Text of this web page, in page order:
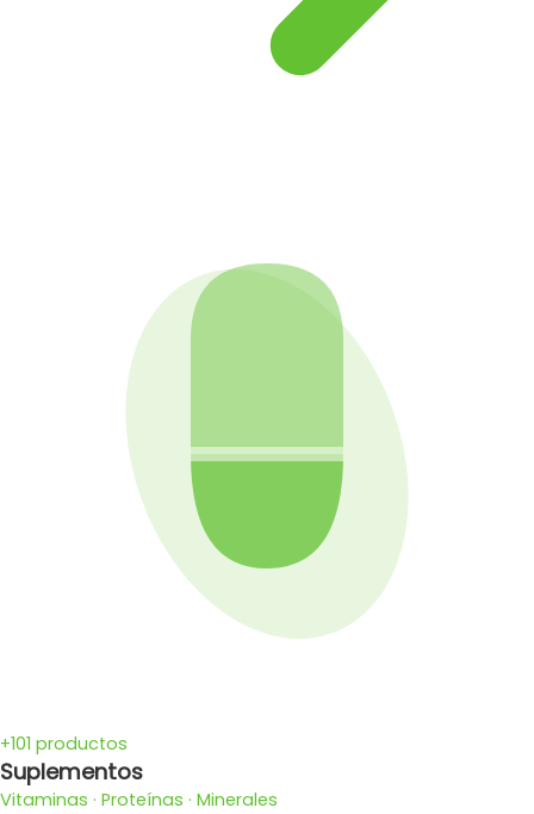
+101 productos
Suplementos
Vitaminas · Proteínas · Minerales